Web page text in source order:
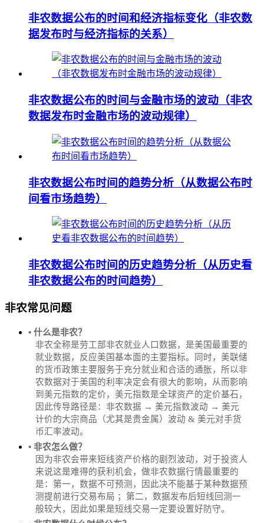
非农数据公布的时间和经济指标变化（非农数
据发布时与经济指标的关系）
非农数据公布的时间与金融市场的波动（非农
数据发布时金融市场的波动规律）
非农数据公布时间的趋势分析（从数据公布时
间看市场趋势）
非农数据公布时间的历史趋势分析（从历史看
非农数据公布的时间趋势）
非农常见问题
• 什么是非农？
非农全称是劳工部非农就业人口数据，是美国最重要的
就业数据，反应美国基本面的主要指标。同时，美联储
的货币政策主要服务于充分就业和合适的通胀，所以非
农数据对于美国的利率决定会有很大的影响，从而影响
到美元指数的定价，美元指数是全球资产的定价基石，
因此传导路径是：非农数据 → 美元指数波动 → 美元
计价的大宗商品（尤其是贵金属）波动 & 美元对手货
币汇率波动。
• 非农怎么做？
因为非农会带来短线资产价格的剧烈波动，对于投资人
来说这是难得的获利机会，做非农数据行情最重要的
是：第一，数据不可预测，因此决不能基于某种数据预
测提前进行交易布局 ；第二，数据发布后短线回测一
般较大，因此如果是短线交易一定要设置好防守。